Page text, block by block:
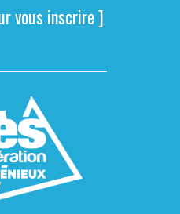
vous inscrire ]